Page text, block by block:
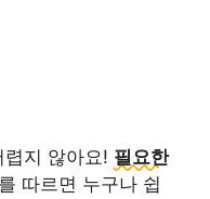
지 않아요! 필요한
따르면 누구나 쉽